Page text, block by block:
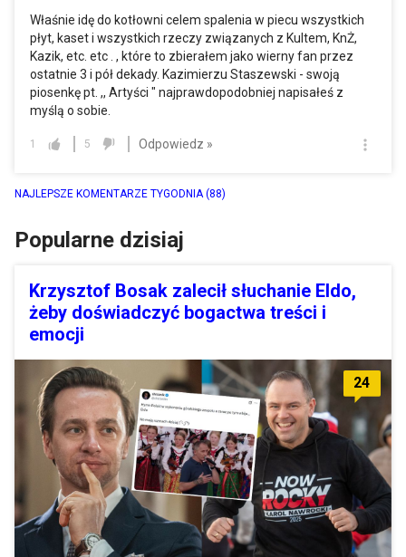
Właśnie idę do kotłowni celem spalenia w piecu wszystkich
płyt, kaset i wszystkich rzeczy związanych z Kultem, KnŻ,
Kazik, etc. etc . , które to zbierałem jako wierny fan przez
ostatnie 3 i pół dekady. Kazimierzu Staszewski - swoją
piosenkę pt. ,, Artyści " najprawdopodobniej napisałeś z
myślą o sobie.
1 5 Odpowiedz »
NAJLEPSZE KOMENTARZE TYGODNIA(88)
Popularne dzisiaj
Krzysztof Bosak zalecił słuchanie Eldo,
żeby doświadczyć bogactwa treści i
emocji
24